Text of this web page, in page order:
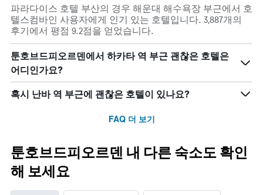
파라다이스 호텔 부산의 경우 해운대 해수욕장 부근에서 호
텔스컴바인 사용자에게 인기 있는 호텔입니다. 3,887개의
후기에서 평점 9.2점을 얻었습니다.
툰호브드피오르덴에서 하카타 역 부근 괜찮은 호텔은
어디인가요?
혹시 난바 역 부근에 괜찮은 호텔이 있나요?
FAQ 더 보기
툰호브드피오르덴 내 다른 숙소도 확인
해 보세요